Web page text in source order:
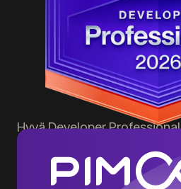
HyväDeveloper Professional